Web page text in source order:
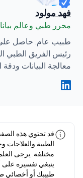
فهد مولود
محرر طبي وعالم
رئيس الفريق الطبي
معالجة البيانات
قد تحتوي هذه
الطبية والعلاجات
مختلفة. يرجى
ينبغي تفسيره
طبيبك أو أخصائي